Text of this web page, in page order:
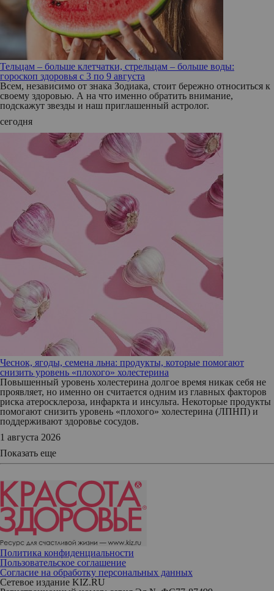
Тельцам – больше клетчатки, стрельцам – больше воды:
гороскоп здоровья с 3 по 9 августа
Всем, независимо от знака Зодиака, стоит бережно относиться к
своему здоровью. А на что именно обратить внимание,
подскажут звезды и наш приглашенный астролог.
сегодня
Чеснок, ягоды, семена льна: продукты, которые помогают
снизить уровень «плохого» холестерина
Повышенный уровень холестерина долгое время никак себя не
проявляет, но именно он считается одним из главных факторов
риска атеросклероза, инфаркта и инсульта. Некоторые продукты
помогают снизить уровень «плохого» холестерина (ЛПНП) и
поддерживают здоровье сосудов.
1 августа 2026
Показать еще
Политика конфиденциальности
Пользовательское соглашение
Согласие на обработку персональных данных
Сетевое издание KIZ.RU